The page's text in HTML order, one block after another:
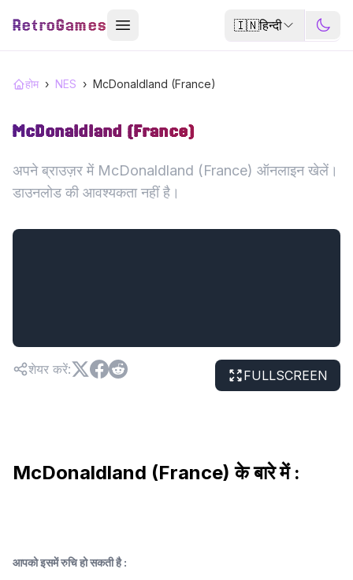
RetroGames 🇮🇳हिन्दी
होम › NES › McDonaldland (France)
McDonaldland (France)
अपने ब्राउज़र में McDonaldland (France) ऑनलाइन खेलें।
डाउनलोड की आवश्यकता नहीं है।
शेयर करें: FULLSCREEN
McDonaldland (France) के बारे में :
आपको इसमें रुचि हो सकती है: